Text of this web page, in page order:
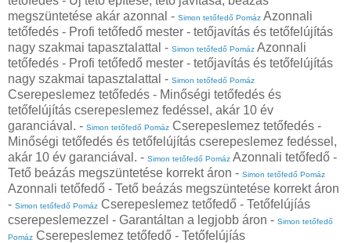
megszüntetése akár azonnal - Simon tetőfedő Pomáz Azonnali
tetőfedés - Profi tetőfedő mester - tetőjavítás és tetőfelújítás
nagy szakmai tapasztalattal - Simon tetőfedő Pomáz Azonnali
tetőfedés - Profi tetőfedő mester - tetőjavítás és tetőfelújítás
nagy szakmai tapasztalattal - Simon tetőfedő Pomáz
Cserepeslemez tetőfedés - Minőségi tetőfedés és
tetőfelújítás cserepeslemez fedéssel, akár 10 év
garanciával. - Simon tetőfedő Pomáz Cserepeslemez tetőfedés -
Minőségi tetőfedés és tetőfelújítás cserepeslemez fedéssel,
akár 10 év garanciával. - Simon tetőfedő Pomáz Azonnali tetőfedő -
Tető beázás megszüntetése korrekt áron - Simon tetőfedő Pomáz
Azonnali tetőfedő - Tető beázás megszüntetése korrekt áron
- Simon tetőfedő Pomáz Cserepeslemez tetőfedő - Tetőfelújíás
cserepeslemezzel - Garantáltan a legjobb áron - Simon tetőfedő
Pomáz Cserepeslemez tetőfedő - Tetőfelújíás